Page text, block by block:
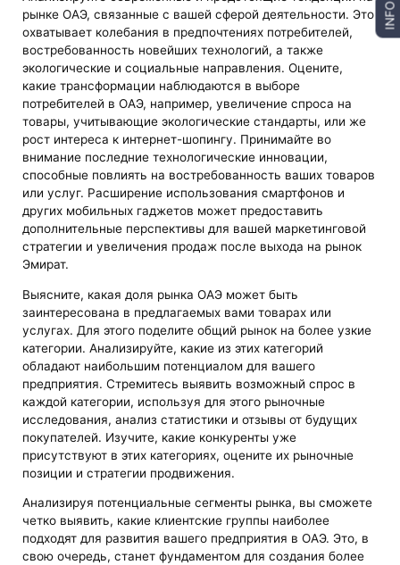
рынке ОАЭ, связанные с вашей сферой деятельности. Это
охватывает колебания в предпочтениях потребителей,
востребованность новейших технологий, а также
экологические и социальные направления. Оцените,
какие трансформации наблюдаются в выборе
потребителей в ОАЭ, например, увеличение спроса на
товары, учитывающие экологические стандарты, или же
рост интереса к интернет-шопингу. Принимайте во
внимание последние технологические инновации,
способные повлиять на востребованность ваших товаров
или услуг. Расширение использования смартфонов и
других мобильных гаджетов может предоставить
дополнительные перспективы для вашей маркетинговой
стратегии и увеличения продаж после выхода на рынок
Эмират.
Выясните, какая доля рынка ОАЭ может быть
заинтересована в предлагаемых вами товарах или
услугах. Для этого поделите общий рынок на более узкие
категории. Анализируйте, какие из этих категорий
обладают наибольшим потенциалом для вашего
предприятия. Стремитесь выявить возможный спрос в
каждой категории, используя для этого рыночные
исследования, анализ статистики и отзывы от будущих
покупателей. Изучите, какие конкуренты уже
присутствуют в этих категориях, оцените их рыночные
позиции и стратегии продвижения.
Анализируя потенциальные сегменты рынка, вы сможете
четко выявить, какие клиентские группы наиболее
подходят для развития вашего предприятия в ОАЭ. Это, в
свою очередь, станет фундаментом для создания более
INFO